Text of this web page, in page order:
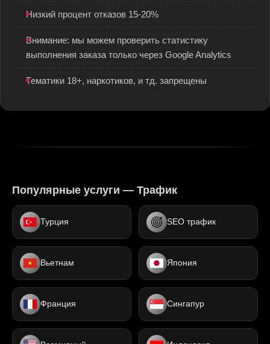
Низкий процент отказов 15-20%
Внимание: мы можем проверить статистику
выполнения заказа только через Google Analytics
Тематики 18+, наркотиков, и тд. запрещены
Популярные услуги — Трафик
Турция SEO трафик
Вьетнам Япония
Франция Сингапур